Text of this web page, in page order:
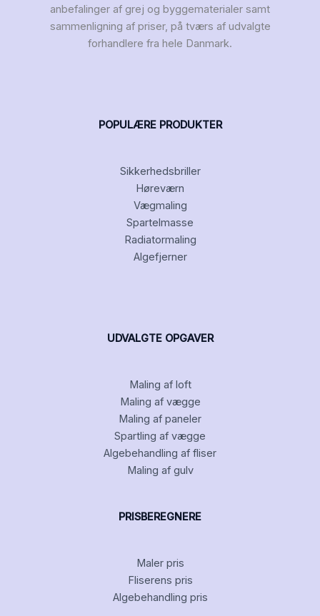
anbefalinger af grej og byggematerialer samt
sammenligning af priser, på tværs af udvalgte
forhandlere fra hele Danmark.
POPULÆRE PRODUKTER
Sikkerhedsbriller
Høreværn
Vægmaling
Spartelmasse
Radiatormaling
Algefjerner
UDVALGTE OPGAVER
Maling af loft
Maling af vægge
Maling af paneler
Spartling af vægge
Algebehandling af fliser
Maling af gulv
PRISBEREGNERE
Maler pris
Fliserens pris
Algebehandling pris